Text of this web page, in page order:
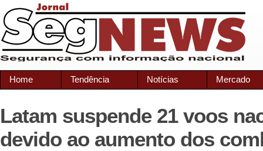
Home Tendência Notícias Mercado
Latam suspende 21 voos
devido ao aumento dos